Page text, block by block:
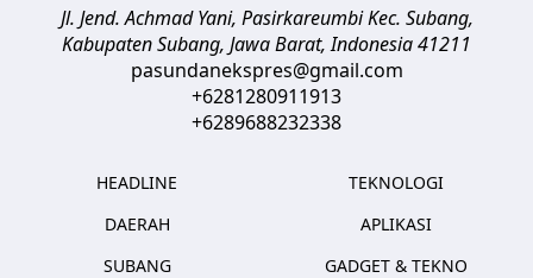
Jl. Jend. Achmad Yani, Pasirkareumbi Kec. Subang,
Kabupaten Subang, Jawa Barat,Indonesia41211
pasundanekspres@gmail.com
+6281280911913
+6289688232338
HEADLINE
DAERAH
SUBANG
TEKNOLOGI
APLIKASI
GADGET & TEKNO